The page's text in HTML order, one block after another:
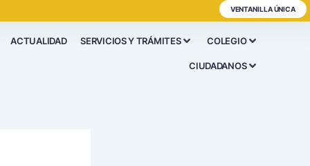
VENTANILLA ÚNICA
ACTUALIDAD SERVICIOS Y TRÁMITES COLEGIO
CIUDADANOS